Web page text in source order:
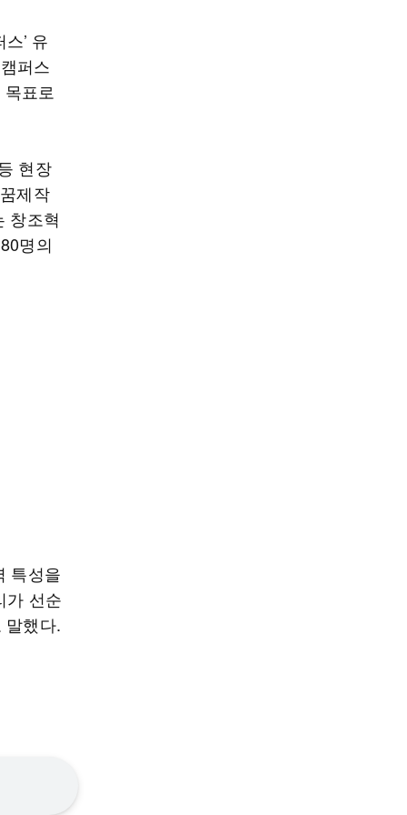
’ 유
퍼스
표로
현장
제작
창조혁
명의
특성을
가 선순
말했다.